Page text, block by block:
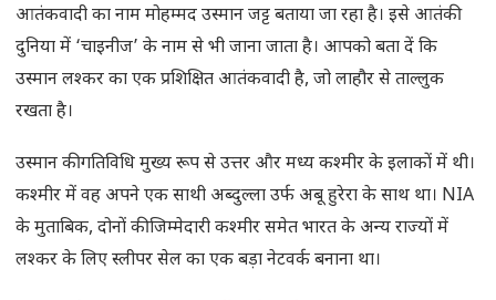
आतंकवादी का नाम मोहम्मद उस्मान जट्ट बताया जा रहा है। इसे आतंकी
दुनिया में ‘चाइनीज’ के नाम से भी जाना जाता है। आपको बता दें कि
उस्मान लश्कर का एक प्रशिक्षित आतंकवादी है, जो लाहौर से ताल्लुक
रखता है।
उस्मान की गतिविधि मुख्य रूप से उत्तर और मध्य कश्मीर के इलाकों में थी।
कश्मीर में वह अपने एक साथी अब्दुल्ला उर्फ अबू हुरेरा के साथ था। NIA
के मुताबिक, दोनों की जिम्मेदारी कश्मीर समेत भारत के अन्य राज्यों में
लश्कर के लिए स्लीपर सेल का एक बड़ा नेटवर्क बनाना था।